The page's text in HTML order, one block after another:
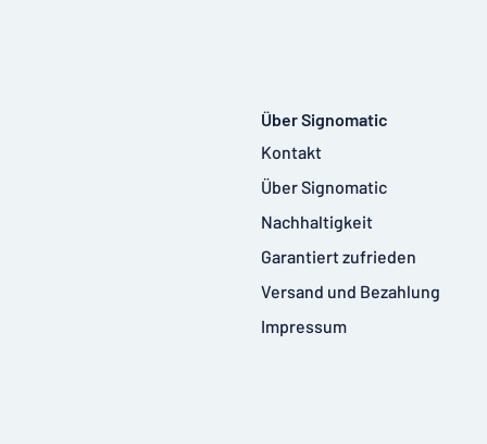
Über Signomatic
Kontakt
Über Signomatic
Nachhaltigkeit
Garantiert zufrieden
Versand und Bezahlung
Impressum